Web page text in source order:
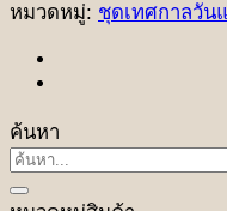
หมวดหมู่: ชุดเทศกาลวัน
ค้นหา
ค้นหา: